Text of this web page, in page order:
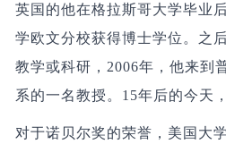
英国的他在格拉斯哥大学毕业
学欧文分校获得博士学位。之
教学或科研，2006年，他来到
系的一名教授。15年后的今天
对于诺贝尔奖的荣誉，美国大